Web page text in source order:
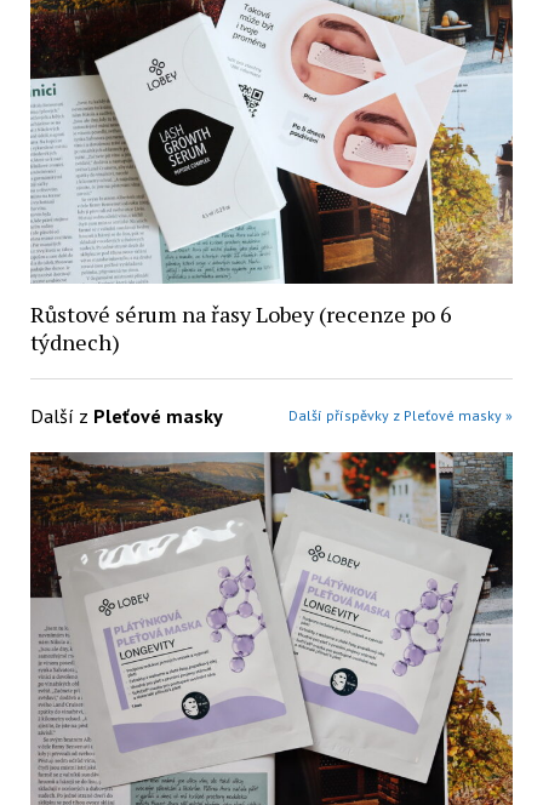
Růstové sérum na řasy Lobey (recenze po 6
týdnech)
Další z Pleťové masky Další příspěvky z Pleťové masky »